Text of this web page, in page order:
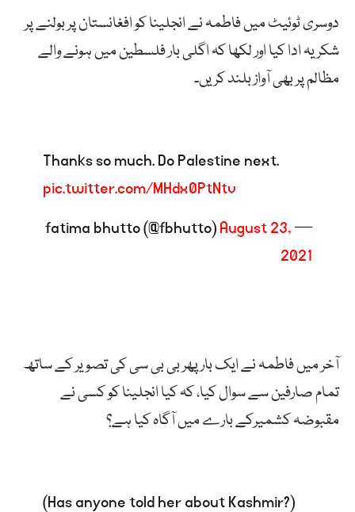
دوسری ٹوئیٹ میں فاطمہ نے انجلینا کو افغانستان پر بولنے پر
شکریہ ادا کیا اور لکھا کہ اگلی بار فلسطین میں ہونے والے
مظالم پر بھی آواز بلند کریں۔
Thanks so much. Do Palestine next.
pic.twitter.com/MHdx0PtNtv
— fatima bhutto (@fbhutto)
August 23,
2021
آخر میں فاطمہ نے ایک بار پھر بی بی سی کی تصویر کے ساتھ
تمام صارفین سے سوال کیا، کہ کیا انجلینا کو کسی نے
مقبوضہ کشمیرکے بارے میں آگاہ کیا ہے؟
(Has anyone told her about Kashmir?)